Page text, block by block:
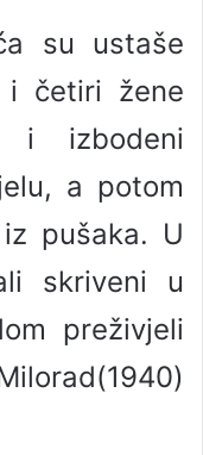
su ustaše
i četiri žene
i izbodeni
a potom
pušaka. U
skriveni u
preživjeli